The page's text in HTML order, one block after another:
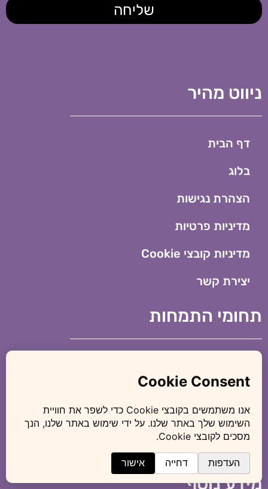
שליחה
ניווט מהיר
דף הבית
בלוג
הצהרת נגישות
מדיניות פרטיות
מדיניות קובצי Cookie​
יצירת קשר
תחומי התמחות
הסכמי ממון
עריכת צוואה
מידע נוסף